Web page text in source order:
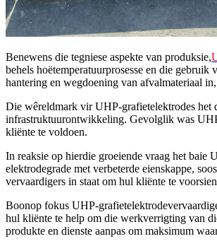
Benewens die tegniese aspekte van produksie,
behels hoëtemperatuurprosesse en die
hantering en wegdoening van afvalmateriaal
Die wêreldmark vir UHP-grafietelektrodes het
infrastruktuurontwikkeling. Gevolglik was
kliënte te voldoen.
In reaksie op hierdie groeiende vraag het
elektrodegrade met verbeterde eienskappe,
vervaardigers in staat om hul kliënte te
Boonop fokus UHP-
hul kliënte te help om die werkverrigting van
produkte en dienste aanpas om maksimum